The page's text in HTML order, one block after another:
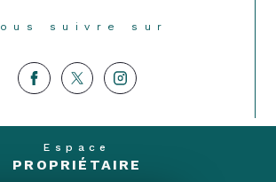
Nous suivre sur
Espace
PROPRIÉTAIRE